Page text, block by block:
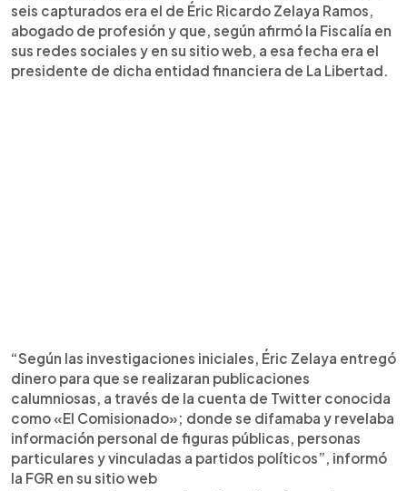
seis capturados era el de Éric Ricardo Zelaya Ramos,
abogado de profesión y que, según afirmó la Fiscalía en
sus redes sociales y en su sitio web, a esa fecha era el
presidente de dicha entidad financiera de La Libertad.
“Según las investigaciones iniciales, Éric Zelaya entregó
dinero para que se realizaran publicaciones
calumniosas, a través de la cuenta de Twitter conocida
como «El Comisionado»; donde se difamaba y revelaba
información personal de figuras públicas, personas
particulares y vinculadas a partidos políticos”, informó
la FGR en su sitio web